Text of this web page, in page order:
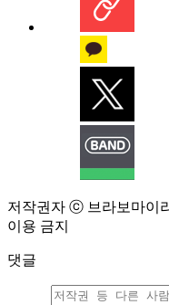
저작권자 ⓒ 브라보마이
이용 금지
댓글